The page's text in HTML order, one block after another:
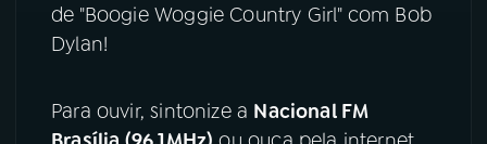
07 ÚLTIMAS
de "Boogie Woggie Country Girl" com Bob
Dylan!
Para ouvir, sintonize a Nacional FM